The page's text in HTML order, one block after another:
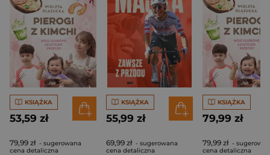
KSIĄŻKA
53,59 zł
79,99 zł - sugerowana
cena detaliczna
KSIĄŻKA
55,99 zł
69,99 zł - sugerowana
cena detaliczna
KSIĄŻKA
79,99 zł
79,99 zł -
cena detaliczna